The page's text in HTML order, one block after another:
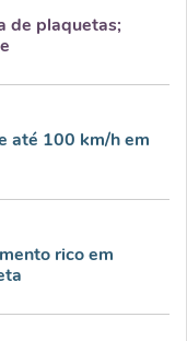
de plaquetas;
até 100 km/h em
rico em